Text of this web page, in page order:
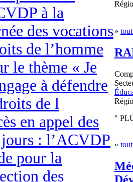
à la
des vocations
de l’homme
le thème « Je
à défendre
de l
en appel des
: l’ACVDP
pour la
des
»
"
»